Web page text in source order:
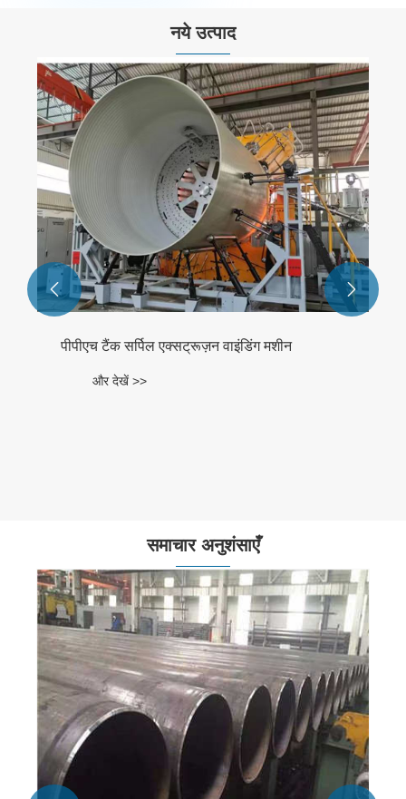
नये उत्पाद
पीपीएच टैंक सर्पिल एक्सट्रूज़न वाइंडिंग मशीन
और देखें >>
 
समाचार अनुशंसाएँ